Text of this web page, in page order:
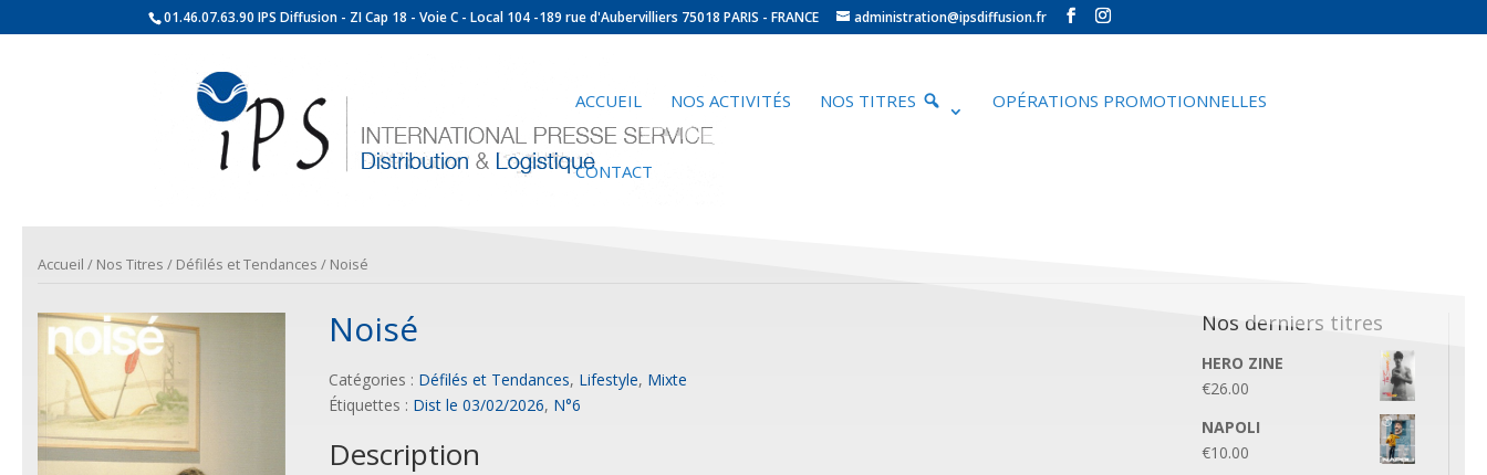
01.46.07.63.90 IPS Diffusion - ZI Cap 18 - Voie C - Local 104 -189 rue d'Aubervilliers 75018 PARIS - FRANCE administration@ipsdiffusion.fr
ACCUEIL NOS ACTIVITÉS NOS TITRES OPÉRATIONS PROMOTIONNELLES
CONTACT
Accueil / Nos Titres / Défilés et Tendances / Noisé
Noisé
Catégories : Défilés et Tendances, Lifestyle, Mixte
Étiquettes : Dist le 03/02/2026, N°6
Description
Nos derniers titres
HERO ZINE
€26.00
NAPOLI
€10.00